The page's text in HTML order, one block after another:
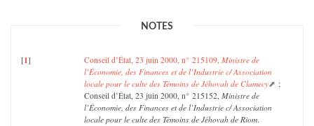
NOTES
[1] Conseil d’État, 23 juin 2000, n° 215109, Ministre de
l’Économie, des Finances et de l’Industrie c/ Association
locale pour le culte des Témoins de Jéhovah de Clamecy
;
Conseil d’État, 23 juin 2000, n° 215152, Ministre de
l’Économie, des Finances et de l’Industrie c/ Association
locale pour le culte des Témoins de Jéhovah de Riom.